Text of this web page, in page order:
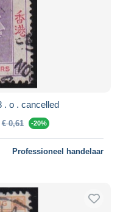
. o . cancelled
€ 0,61 -20%
Professioneel handelaar